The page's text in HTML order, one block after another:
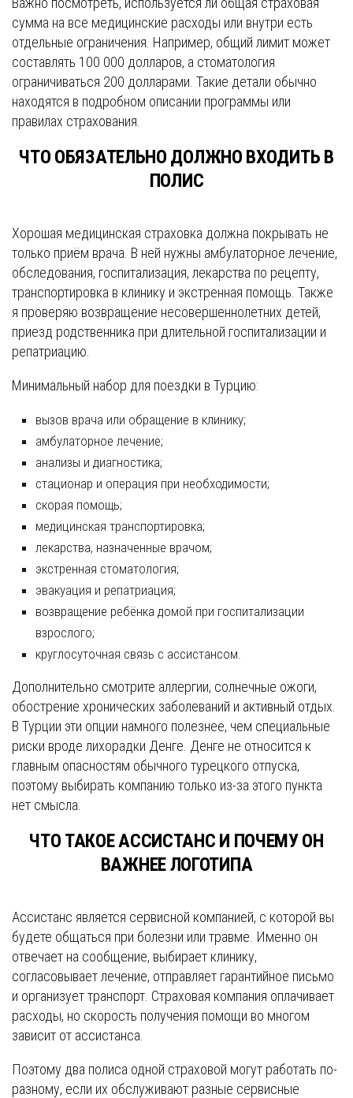
сумма на все медицинские расходы или внутри есть
отдельные ограничения. Например, общий лимит может
составлять 100 000 долларов, а стоматология
ограничиваться 200 долларами. Такие детали обычно
находятся в подробном описании программы или
правилах страхования.
ЧТО ОБЯЗАТЕЛЬНО ДОЛЖНО ВХОДИТЬ В
ПОЛИС
Хорошая медицинская страховка должна покрывать не
только приём врача. В ней нужны амбулаторное лечение,
обследования, госпитализация, лекарства по рецепту,
транспортировка в клинику и экстренная помощь. Также
я проверяю возвращение несовершеннолетних детей,
приезд родственника при длительной госпитализации и
репатриацию.
Минимальный набор для поездки в Турцию:
вызов врача или обращение в клинику;
амбулаторное лечение;
анализы и диагностика;
стационар и операция при необходимости;
скорая помощь;
медицинская транспортировка;
лекарства, назначенные врачом;
экстренная стоматология;
эвакуация и репатриация;
возвращение ребёнка домой при госпитализации
взрослого;
круглосуточная связь с ассистансом.
Дополнительно смотрите аллергии, солнечные ожоги,
обострение хронических заболеваний и активный отдых.
В Турции эти опции намного полезнее, чем специальные
риски вроде лихорадки Денге. Денге не относится к
главным опасностям обычного турецкого отпуска,
поэтому выбирать компанию только из-за этого пункта
нет смысла.
ЧТО ТАКОЕ АССИСТАНС И ПОЧЕМУ ОН
ВАЖНЕЕ ЛОГОТИПА
Ассистанс является сервисной компанией, с которой вы
будете общаться при болезни или травме. Именно он
отвечает на сообщение, выбирает клинику,
согласовывает лечение, отправляет гарантийное письмо
и организует транспорт. Страховая компания оплачивает
расходы, но скорость получения помощи во многом
зависит от ассистанса.
Поэтому два полиса одной страховой могут работать по-
разному, если их обслуживают разные сервисные